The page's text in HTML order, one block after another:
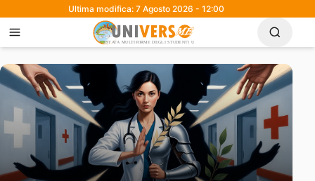
Ultima modifica: 7 Agosto 2026 - 12:00